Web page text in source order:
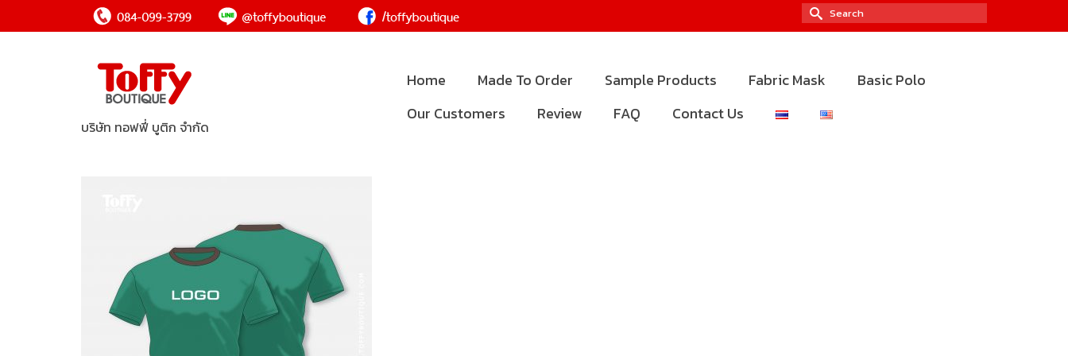
Search
for:
บริษัท ทอฟฟี่ บูติก จำกัด
Home Made To Order Sample Products Fabric Mask
Basic Polo
Our Customers
Review FAQ Contact Us